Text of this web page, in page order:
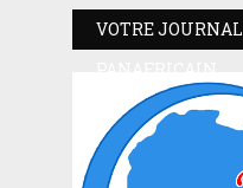
VOTRE JOURNAL